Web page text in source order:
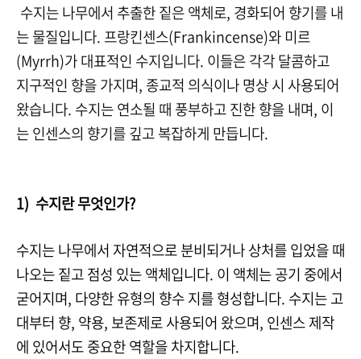
수지는 나무에서 추출한 짙은 액체로, 경화되어 향기를 내
는 물질입니다. 프랑킨센스(Frankincense)와 미르
(Myrrh)가 대표적인 수지입니다. 이들은 각각 달콤하고
지구적인 향을 가지며, 종교적 의식이나 명상 시 사용되어
왔습니다. 수지는 연소될 때 풍부하고 진한 향을 내며, 이
는 인센스의 향기를 깊고 복잡하게 만듭니다.
1) 수지란 무엇인가?
수지는 나무에서 자연적으로 분비되거나 상처를 입었을 때
나오는 짙고 점성 있는 액체입니다. 이 액체는 공기 중에서
굳어지며, 다양한 유형의 향수 지를 형성합니다. 수지는 고
대부터 향, 약용, 보존제로 사용되어 왔으며, 인센스 제작
에 있어서도 중요한 역할을 차지합니다.